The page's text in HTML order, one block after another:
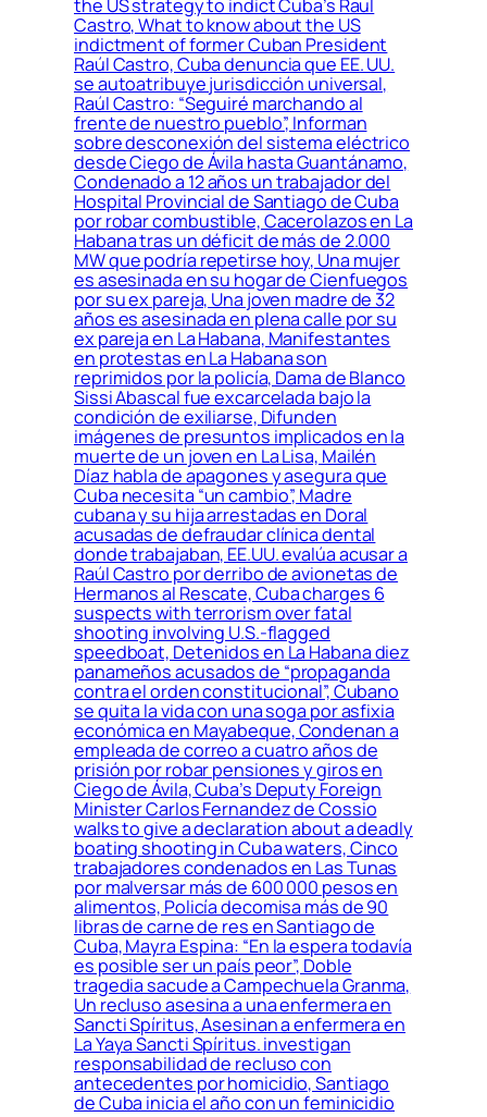
the US strategy to indict Cuba’s Raul
Castro, What to know about the US
indictment of former Cuban President
Raúl Castro, Cuba denuncia que EE. UU.
se autoatribuye jurisdicción universal,
Raúl Castro: “Seguiré marchando al
frente de nuestro pueblo”, Informan
sobre desconexión del sistema eléctrico
desde Ciego de Ávila hasta Guantánamo,
Condenado a 12 años un trabajador del
Hospital Provincial de Santiago de Cuba
por robar combustible, Cacerolazos en La
Habana tras un déficit de más de 2.000
MW que podría repetirse hoy, Una mujer
es asesinada en su hogar de Cienfuegos
por su ex pareja, Una joven madre de 32
años es asesinada en plena calle por su
ex pareja en La Habana, Manifestantes
en protestas en La Habana son
reprimidos por la policía, Dama de Blanco
Sissi Abascal fue excarcelada bajo la
condición de exiliarse, Difunden
imágenes de presuntos implicados en la
muerte de un joven en La Lisa, Mailén
Díaz habla de apagones y asegura que
Cuba necesita “un cambio”, Madre
cubana y su hija arrestadas en Doral
acusadas de defraudar clínica dental
donde trabajaban, EE.UU. evalúa acusar a
Raúl Castro por derribo de avionetas de
Hermanos al Rescate, Cuba charges 6
suspects with terrorism over fatal
shooting involving U.S.-flagged
speedboat, Detenidos en La Habana diez
panameños acusados de “propaganda
contra el orden constitucional”, Cubano
se quita la vida con una soga por asfixia
económica en Mayabeque, Condenan a
empleada de correo a cuatro años de
prisión por robar pensiones y giros en
Ciego de Ávila, Cuba’s Deputy Foreign
Minister Carlos Fernandez de Cossio
walks to give a declaration about a deadly
boating shooting in Cuba waters, Cinco
trabajadores condenados en Las Tunas
por malversar más de 600 000 pesos en
alimentos, Policía decomisa más de 90
libras de carne de res en Santiago de
Cuba, Mayra Espina: “En la espera todavía
es posible ser un país peor”, Doble
tragedia sacude a Campechuela Granma,
Un recluso asesina a una enfermera en
Sancti Spíritus, Asesinan a enfermera en
La Yaya Sancti Spíritus. investigan
responsabilidad de recluso con
antecedentes por homicidio, Santiago
de Cuba inicia el año con un feminicidio